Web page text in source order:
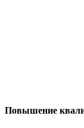
Повышение